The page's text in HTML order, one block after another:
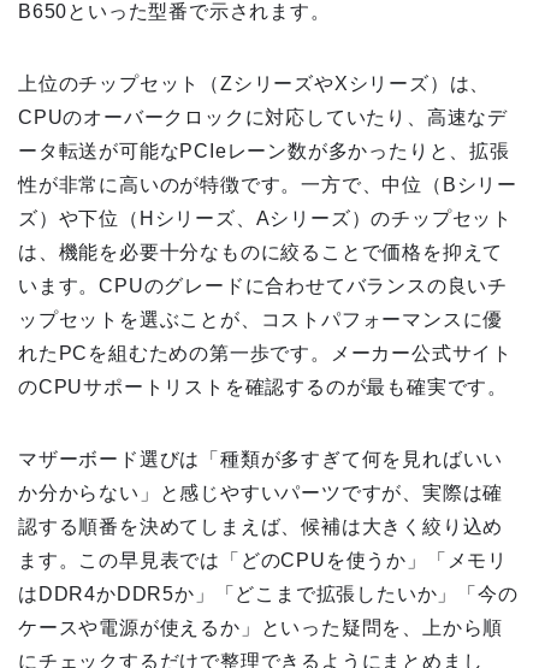
B650といった型番で示されます。
上位のチップセット（ZシリーズやXシリーズ）は、
CPUのオーバークロックに対応していたり、高速なデ
ータ転送が可能なPCIeレーン数が多かったりと、拡張
性が非常に高いのが特徴です。一方で、中位（Bシリー
ズ）や下位（Hシリーズ、Aシリーズ）のチップセット
は、機能を必要十分なものに絞ることで価格を抑えて
います。CPUのグレードに合わせてバランスの良いチ
ップセットを選ぶことが、コストパフォーマンスに優
れたPCを組むための第一歩です。メーカー公式サイト
のCPUサポートリストを確認するのが最も確実です。
マザーボード選びは「種類が多すぎて何を見ればいい
か分からない」と感じやすいパーツですが、実際は確
認する順番を決めてしまえば、候補は大きく絞り込め
ます。この早見表では「どのCPUを使うか」「メモリ
はDDR4かDDR5か」「どこまで拡張したいか」「今の
ケースや電源が使えるか」といった疑問を、上から順
にチェックするだけで整理できるようにまとめまし